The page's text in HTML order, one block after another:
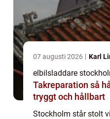
07 augusti 2026 Karl
elbilsladdare
Takreparation så håller du taket tätt,
tryggt och hållbart
Stockholm står stolt